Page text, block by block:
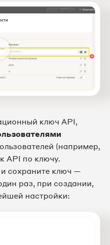
ключ API,
(например,
API по ключу.
сохраните ключ —
раз, при создании,
настройки: